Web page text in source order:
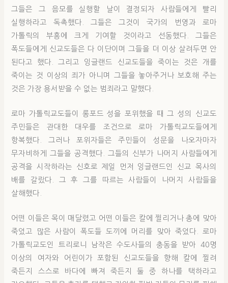
그들은 그 음모를 실행할 날이 결정되자 사람들에게 빨리
실행하라고 독촉했다. 그들은 그것이 국가의 번영과 로마
가톨릭의 부흥에 크게 기여할 것이라고 선동했다. 그들은
폭도들에게 신교도들은 다 이단이며 그들을 더 이상 살려두면 안
된다고 했다. 그리고 잉글랜드 신교도들을 죽이는 것은 개를
죽이는 것 이상의 죄가 아니며 그들을 놓아주거나 보호해 주는
것은 가장 용서받을 수 없는 범죄라고 말했다.
로마 가톨릭교도들이 롱포드 성을 포위했을 때 그 성의 신교도
주민들은 관대한 대우를 조건으로 로마 가톨릭교도들에게
항복했다. 그러나 포위자들은 주민들이 성문을 나오자마자
무자비하게 그들을 공격했다. 그들의 신부가 나머지 사람들에게
공격을 시작하라는 신호로 제일 먼저 잉글랜드인 신교 목사의
배를 갈랐다. 그 후 그를 따르는 사람들이 나머지 사람들을
살해했다.
어떤 이들은 목이 매달렸고 어떤 이들은 칼에 찔리거나 총에 맞아
죽었고 많은 사람이 폭도들 도끼에 머리를 맞아 죽었다. 로마
가톨릭교도인 트리로니 남작은 수도사들의 충동을 받아 40명
이상의 여자와 어린이가 포함된 신교도들을 향해 칼에 찔려
죽든지 스스로 바다에 빠져 죽든지 둘 중 하나를 택하라고